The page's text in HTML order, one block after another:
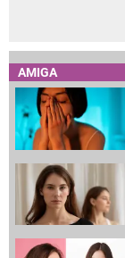
AMIGA